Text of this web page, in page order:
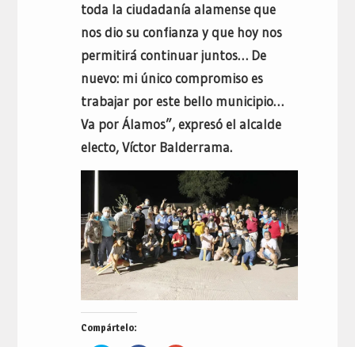
toda la ciudadanía alamense que
nos dio su confianza y que hoy nos
permitirá continuar juntos… De
nuevo: mi único compromiso es
trabajar por este bello municipio…
Va por Álamos”, expresó el alcalde
electo, Víctor Balderrama.
Compártelo: